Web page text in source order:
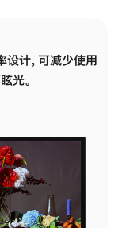
计，可减少使用
光。